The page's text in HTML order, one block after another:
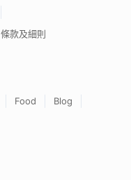
條款及細則
Food
Blog